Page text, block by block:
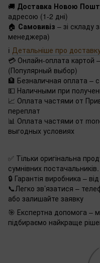
🚚 Доставка Новою
адресою (1-2 дні)
🏠 Самовивіз – зі складу
менеджера)
ℹ️ Детальніше про
💳 Онлайн-оплата картой
(Популярный выбор)
🏦 Безналичная оплата –
💵 Наличными при
📈 Оплата частями от
переплат
📊 Оплата частями от
выгодных условиях
✅ Тільки оригінальна
сумнівних постачальників.
🔒 Гарантія виробника –
📞Легко зв’язатися –
або залишайте заявку
🎯 Експертна допомога –
підбираємо найкраще